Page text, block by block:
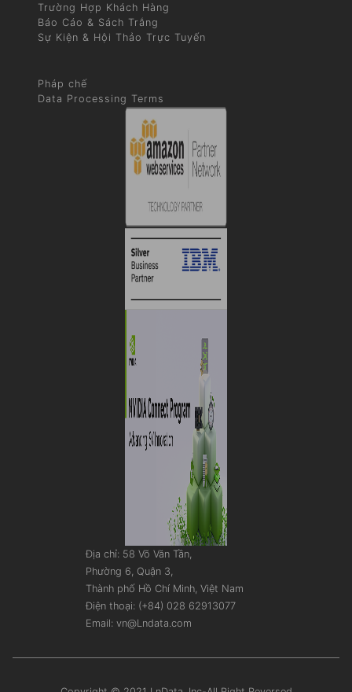
Địa chỉ: 58 Võ Văn Tần,
Phường 6, Quận 3,
Thành phố Hồ Chí Minh, Việt Nam
Điện thoại: (+84) 028 62913077
Email: vn@Lndata.com
Trường Hợp Khách Hàng
Báo Cáo & Sách Trắng
Sự Kiện & Hội Thảo Trực Tuyến
Pháp chế
Data Processing Terms